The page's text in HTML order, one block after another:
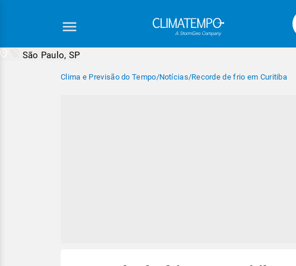
São Paulo, SP
Clima e Previsão do Tempo/Notícias/Recorde de frio em Curitiba